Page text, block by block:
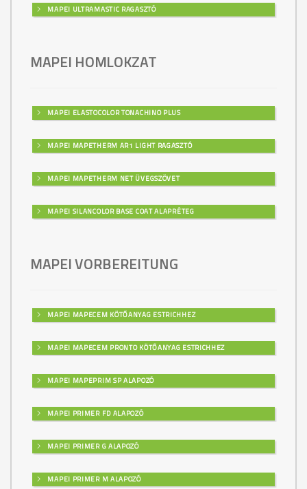
MAPEI ULTRAMASTIC RAGASZTÓ
MAPEI HOMLOKZAT
MAPEI ELASTOCOLOR TONACHINO PLUS
MAPEI MAPETHERM AR1 LIGHT RAGASZTÓ
MAPEI MAPETHERM NET ÜVEGSZÖVET
MAPEI SILANCOLOR BASE COAT ALAPRÉTEG
MAPEI VORBEREITUNG
MAPEI MAPECEM KÖTŐANYAG ESTRICHHEZ
MAPEI MAPECEM PRONTO KÖTŐANYAG ESTRICHHEZ
MAPEI MAPEPRIM SP ALAPOZÓ
MAPEI PRIMER FD ALAPOZÓ
MAPEI PRIMER G ALAPOZÓ
MAPEI PRIMER M ALAPOZÓ